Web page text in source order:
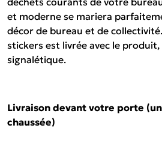
et moderne se mariera
décor de bureau et de
stickers est livrée avec le
signalétique.
Livraison devant votre porte
chaussée)